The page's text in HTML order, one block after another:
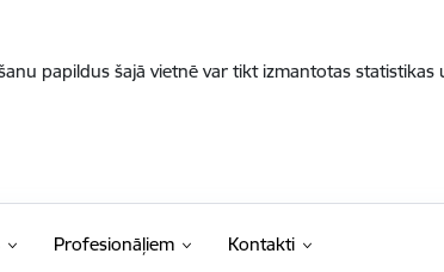
papildus šajā vietnē var tikt izmantotas statistikas
Profesionāļiem Kontakti